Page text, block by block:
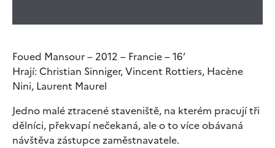
Foued Mansour – 2012 – Francie – 16’
Hrají: Christian Sinniger, Vincent Rottiers, Hacène
Nini, Laurent Maurel
Jedno malé ztracené staveniště, na kterém pracují tři
dělníci, překvapí nečekaná, ale o to více obávaná
návštěva zástupce zaměstnavatele.